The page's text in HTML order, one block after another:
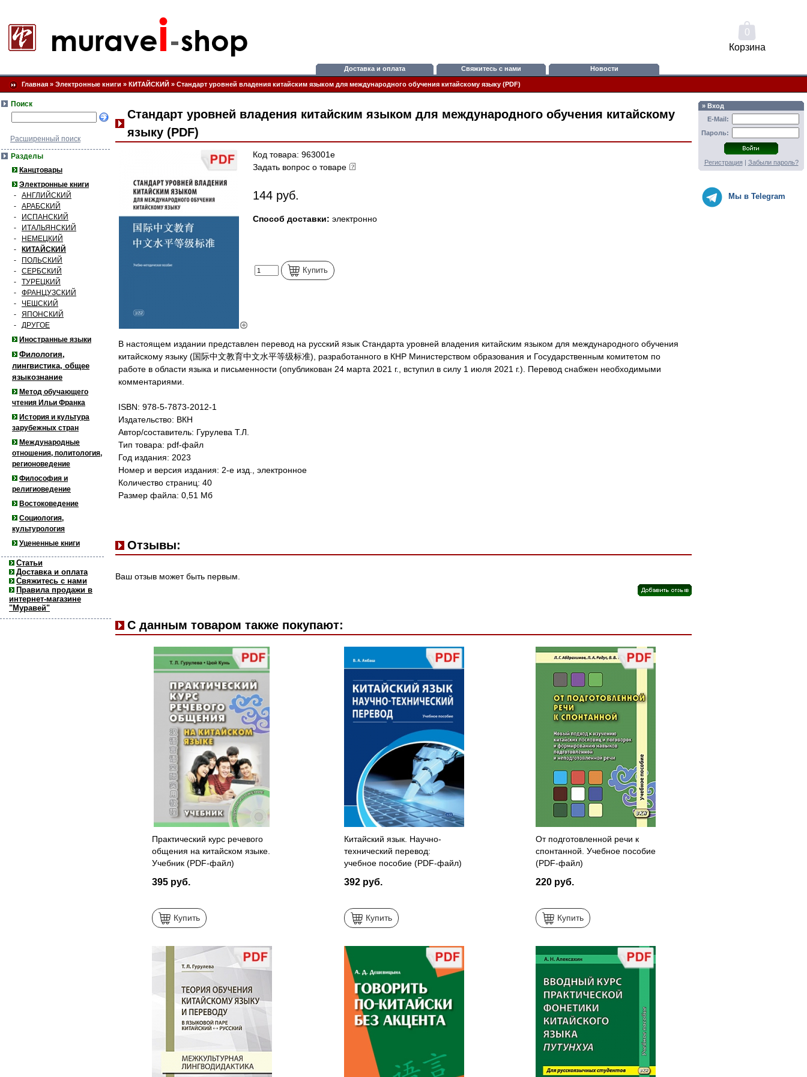
0
Корзина
Доставка и оплата Свяжитесь с нами Новости
Главная » Электронные книги » КИТАЙСКИЙ » Стандарт уровней владения китайским языком для международного обучения китайскому языку (PDF)
Поиск
Расширенный поиск
Разделы
Канцтовары
Электронные книги
- АНГЛИЙСКИЙ
- АРАБСКИЙ
-
ИСПАНСКИЙ
-
ИТАЛЬЯНСКИЙ
-
НЕМЕЦКИЙ
-
КИТАЙСКИЙ
-
ПОЛЬСКИЙ
- СЕРБСКИЙ
- ТУРЕЦКИЙ
- ФРАНЦУЗСКИЙ
- ЧЕШСКИЙ
- ЯПОНСКИЙ
- ДРУГОЕ
Иностранные языки
Филология,
лингвистика, общее
языкознание
Метод обучающего
чтения Ильи Франка
История и культура
зарубежных стран
Международные
отношения, политология,
регионоведение
Философия и
религиоведение
Востоковедение
Социология,
культурология
Уцененные книги
Статьи
Доставка и оплата
Свяжитесь с нами
Правила продажи в
интернет-магазине
"Муравей"
Стандарт уровней владения китайским языком для международного обучения китайскому
языку (PDF)
Код товара: 963001e
Задать вопрос о товаре
144 руб.
Способ доставки: электронно
Купить
В настоящем издании представлен перевод на русский язык Стандарта уровней владения китайским языком для международного обучения
китайскому языку (国际中文教育中文水平等级标准), разработанного в КНР Министерством образования и Государственным комитетом по
работе в области языка и письменности (опубликован 24 марта 2021 г., вступил в силу 1 июля 2021 г.). Перевод снабжен необходимыми
комментариями.
ISBN: 978-5-7873-2012-1
Издательство: ВКН
Автор/составитель: Гурулева Т.Л.
Тип товара: pdf-файл
Год издания: 2023
Номер и версия издания: 2-е изд., электронное
Количество страниц: 40
Размер файла: 0,51 Мб
Отзывы:
Ваш отзыв может быть первым.
С данным товаром также покупают:
Практический курс речевого
общения на китайском языке.
Учебник (PDF-файл)
395 руб.
Купить
Китайский язык. Научно-
технический перевод:
учебное пособие (PDF-файл)
392 руб.
Купить
От подготовленной речи к
спонтанной. Учебное пособие
(PDF-файл)
220 руб.
Купить
» Вход
E-Mail:
Пароль:
Регистрация | Забыли пароль?
Мы в Telegram